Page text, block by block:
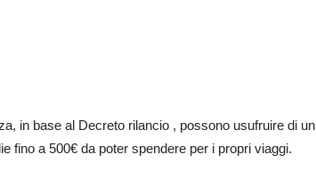
in base al Decreto rilancio , possono usufruire di un
fino a 500€ da poter spendere per i propri viaggi.